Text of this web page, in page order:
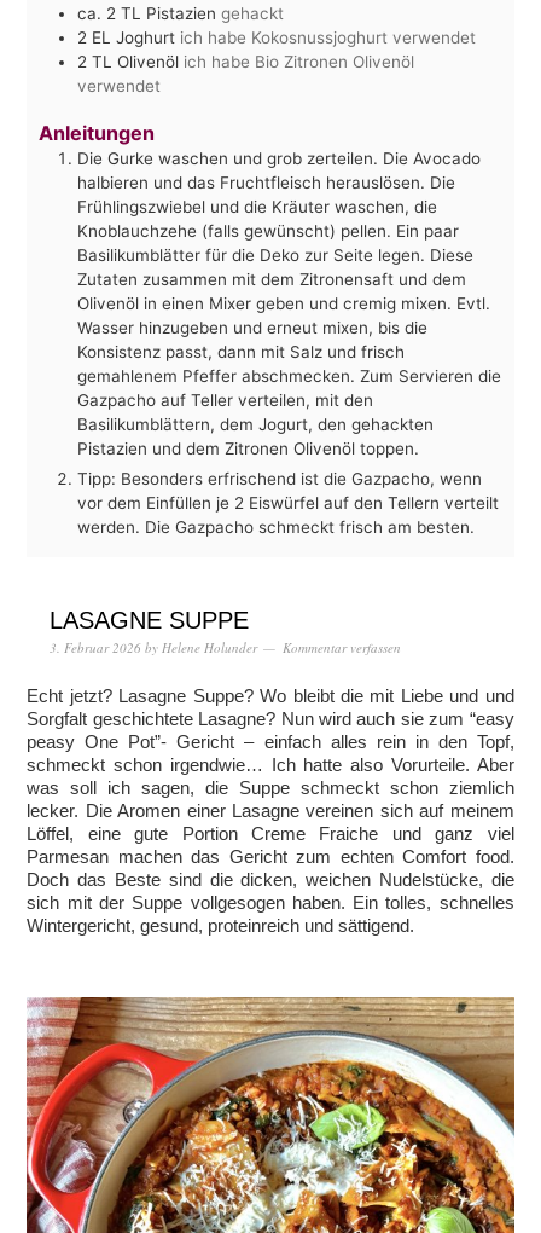
ca. 2 TL Pistazien gehackt
2 EL Joghurt ich habe Kokosnussjoghurt verwendet
2 TL Olivenöl ich habe Bio Zitronen Olivenöl
verwendet
Anleitungen
Die Gurke waschen und grob zerteilen. Die Avocado
halbieren und das Fruchtfleisch herauslösen. Die
Frühlingszwiebel und die Kräuter waschen, die
Knoblauchzehe (falls gewünscht) pellen. Ein paar
Basilikumblätter für die Deko zur Seite legen. Diese
Zutaten zusammen mit dem Zitronensaft und dem
Olivenöl in einen Mixer geben und cremig mixen. Evtl.
Wasser hinzugeben und erneut mixen, bis die
Konsistenz passt, dann mit Salz und frisch
gemahlenem Pfeffer abschmecken. Zum Servieren die
Gazpacho auf Teller verteilen, mit den
Basilikumblättern, dem Jogurt, den gehackten
Pistazien und dem Zitronen Olivenöl toppen.
Tipp: Besonders erfrischend ist die Gazpacho, wenn
vor dem Einfüllen je 2 Eiswürfel auf den Tellern verteilt
werden. Die Gazpacho schmeckt frisch am besten.
LASAGNE SUPPE
3. Februar 2026 by Helene Holunder Kommentar verfassen
Echt jetzt? Lasagne Suppe? Wo bleibt die mit Liebe und und
Sorgfalt geschichtete Lasagne? Nun wird auch sie zum “easy
peasy One Pot”- Gericht – einfach alles rein in den Topf,
schmeckt schon irgendwie… Ich hatte also Vorurteile. Aber
was soll ich sagen, die Suppe schmeckt schon ziemlich
lecker. Die Aromen einer Lasagne vereinen sich auf meinem
Löffel, eine gute Portion Creme Fraiche und ganz viel
Parmesan machen das Gericht zum echten Comfort food.
Doch das Beste sind die dicken, weichen Nudelstücke, die
sich mit der Suppe vollgesogen haben. Ein tolles, schnelles
Wintergericht, gesund, proteinreich und sättigend.